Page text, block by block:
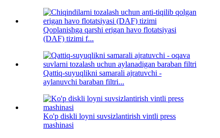
Qoplanishga qarshi erigan havo flotatsiyasi
(DAF) tizimi f...
Qattiq-suyuqlikni samarali ajratuvchi -
aylanuvchi baraban filtri...
Ko'p diskli loyni suvsizlantirish vintli press
mashinasi